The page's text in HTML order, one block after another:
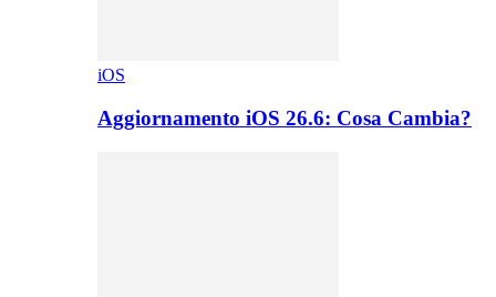
iOS
Aggiornamento iOS 26.6: Cosa Cambia?